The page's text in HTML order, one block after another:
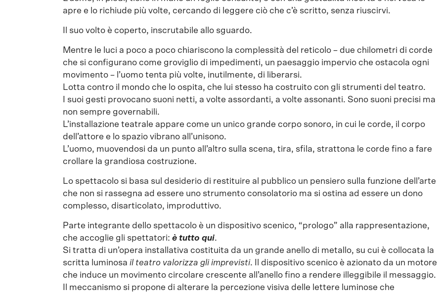
apre e lo richiude più volte, cercando di leggere ciò che c’è scritto, senza riuscirvi.
Il suo volto è coperto, inscrutabile allo sguardo.
Mentre le luci a poco a poco chiariscono la complessità del reticolo – due chilometri di corde
che si configurano come groviglio di impedimenti, un paesaggio impervio che ostacola ogni
movimento – l’uomo tenta più volte, inutilmente, di liberarsi.
Lotta contro il mondo che lo ospita, che lui stesso ha costruito con gli strumenti del teatro.
I suoi gesti provocano suoni netti, a volte assordanti, a volte assonanti. Sono suoni precisi ma
non sempre governabili.
L’installazione teatrale appare come un unico grande corpo sonoro, in cui le corde, il corpo
dell’attore e lo spazio vibrano all’unisono.
L’uomo, muovendosi da un punto all’altro sulla scena, tira, sfila, strattona le corde fino a fare
crollare la grandiosa costruzione.
Lo spettacolo si basa sul desiderio di restituire al pubblico un pensiero sulla funzione dell’arte
che non si rassegna ad essere uno strumento consolatorio ma si ostina ad essere un dono
complesso, disarticolato, improduttivo.
Parte integrante dello spettacolo è un dispositivo scenico, “prologo” alla rappresentazione,
che accoglie gli spettatori: è tutto qui.
Si tratta di un’opera installativa costituita da un grande anello di metallo, su cui è collocata la
scritta luminosa il teatro valorizza gli imprevisti. Il dispositivo scenico è azionato da un motore
che induce un movimento circolare crescente all’anello fino a rendere illeggibile il messaggio.
Il meccanismo si propone di alterare la percezione visiva delle lettere luminose che